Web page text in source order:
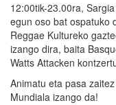
12:00tik-23.00ra,
egun oso bat ospatuko
Reggae Kultureko
izango dira, baita
Watts Attacken
Animatu eta pasa
Mundiala izango da!